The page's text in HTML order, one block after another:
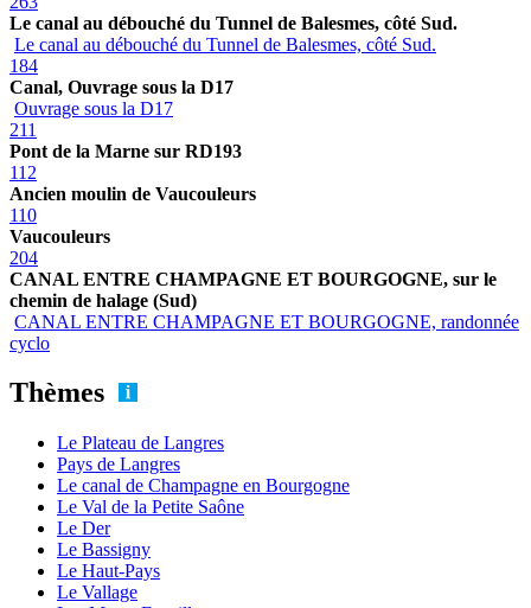
Le canal au débouché du Tunnel de Balesmes, côté Sud.
Le canal au débouché du Tunnel de Balesmes, côté Sud.
184
Canal, Ouvrage sous la D17
Ouvrage sous la D17
211
Pont de la Marne sur RD193
112
Ancien moulin de Vaucouleurs
110
Vaucouleurs
204
CANAL ENTRE CHAMPAGNE ET BOURGOGNE, sur le
chemin de halage (Sud)
CANAL ENTRE CHAMPAGNE ET BOURGOGNE, randonnée
cyclo
Thèmes
Le Plateau de Langres
Pays de Langres
Le canal de Champagne en Bourgogne
Le Val de la Petite Saône
Le Der
Le Bassigny
Le Haut-Pays
Le Vallage